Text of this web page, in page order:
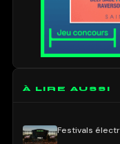
À LIRE AUSSI
Festivals